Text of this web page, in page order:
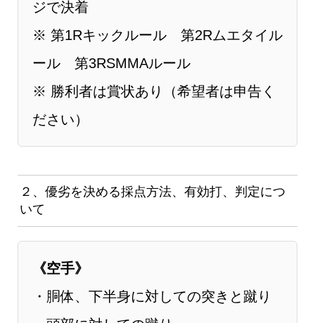
ジで決着
※ 第1Rキックルール 第2Rムエタイル
ール 第3RSMMAルール
※ 勝利者は賞状あり（希望者は申告く
ださい）
２、優劣を決める採点方法、有効打、判定につ
いて
《空手》
・胴体、下半身に対しての突きと蹴り